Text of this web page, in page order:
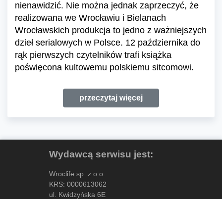
nienawidzić. Nie można jednak zaprzeczyć, że
realizowana we Wrocławiu i Bielanach
Wrocławskich produkcja to jedno z ważniejszych
dzieł serialowych w Polsce. 12 października do
rąk pierwszych czytelników trafi książka
poświęcona kultowemu polskiemu sitcomowi.
przeczytaj więcej
Wydawcą serwisu jest:
Wroclife sp. z o.o.
KRS: 0000613062
ul. Kwidzyńska 6E